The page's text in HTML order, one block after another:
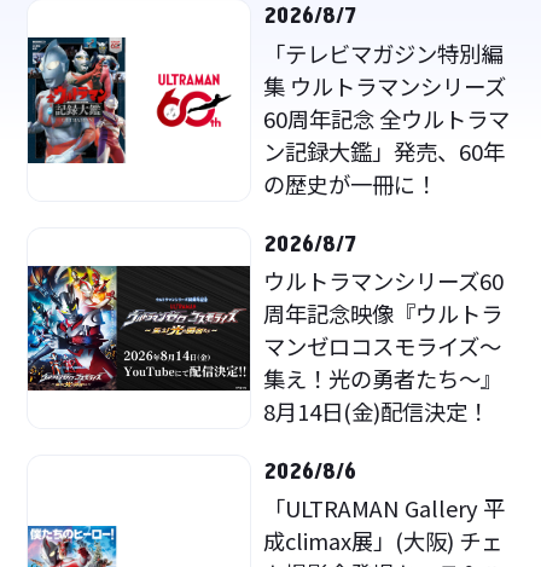
2026/8/7
「テレビマガジン特別編
集 ウルトラマンシリーズ
60周年記念 全ウルトラマ
ン記録大鑑」発売、60年
の歴史が一冊に！
2026/8/7
ウルトラマンシリーズ60
周年記念映像『ウルトラ
マンゼロコスモライズ～
集え！光の勇者たち～』
8月14日(金)配信決定！
2026/8/6
「ULTRAMAN Gallery 平
成climax展」(大阪) チェ